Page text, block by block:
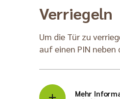
Verriegeln
Um die Tür zu
auf einen PIN
Mehr